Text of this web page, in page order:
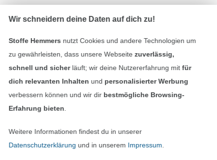
Unsere Versandpartner
AGB
In den deutschen Shop wechseln (aktuell
Wir schneidern deine Daten auf dich zu!
Stoffe Hemmers nutzt Cookies und andere Technologien um
zu gewährleisten, dass unsere Webseite zuverlässig,
schnell und sicherläuft; wir deine Nutzererfahrung mitfür
dich relevanten Inhalten und personalisierter Werbung
verbessern können und wir dir bestmögliche Browsing-
Erfahrung bieten
Weitere Informationen findest du in unserer
Datenschutzerklärung und in unserem Impressum